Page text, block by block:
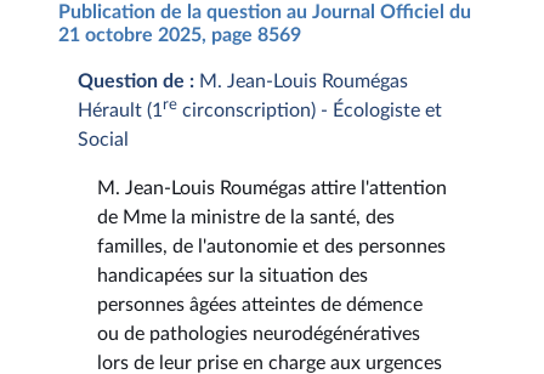
Publication de la question au Journal Officiel du
21 octobre 2025, page 8569
Question de : M. Jean-Louis Roumégas
Hérault (1 re circonscription) - Écologiste et
Social
M. Jean-Louis Roumégas attire l'attention
de Mme la ministre de la santé, des
familles, de l'autonomie et des personnes
handicapées sur la situation des
personnes âgées atteintes de démence
ou de pathologies neurodégénératives
lors de leur prise en charge aux urgences